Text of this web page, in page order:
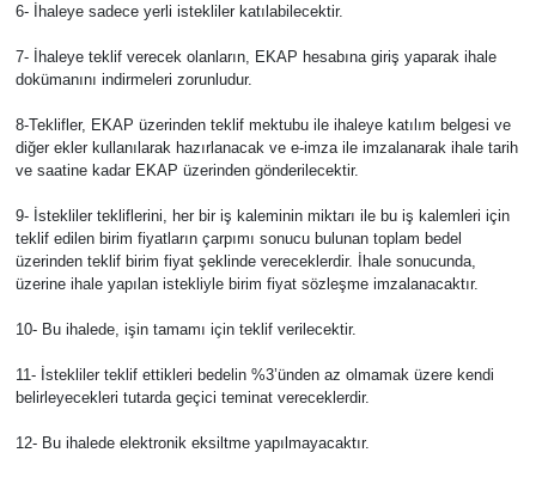
6- İhaleye sadece yerli istekliler katılabilecektir.
7- İhaleye teklif verecek olanların, EKAP hesabına giriş yaparak ihale
dokümanını indirmeleri zorunludur.
8-Teklifler, EKAP üzerinden teklif mektubu ile ihaleye katılım belgesi ve
diğer ekler kullanılarak hazırlanacak ve e-imza ile imzalanarak ihale tarih
ve saatine kadar EKAP üzerinden gönderilecektir.
9- İstekliler tekliflerini, her bir iş kaleminin miktarı ile bu iş kalemleri için
teklif edilen birim fiyatların çarpımı sonucu bulunan toplam bedel
üzerinden teklif birim fiyat şeklinde vereceklerdir. İhale sonucunda,
üzerine ihale yapılan istekliyle birim fiyat sözleşme imzalanacaktır.
10- Bu ihalede, işin tamamı için teklif verilecektir.
11- İstekliler teklif ettikleri bedelin %3’ünden az olmamak üzere kendi
belirleyecekleri tutarda geçici teminat vereceklerdir.
12- Bu ihalede elektronik eksiltme yapılmayacaktır.